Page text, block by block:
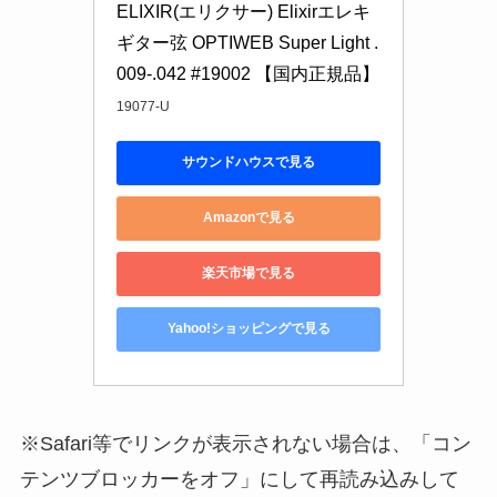
ELIXIR(エリクサー) Elixirエレキ
ギター弦 OPTIWEB Super Light .
009-.042 #19002 【国内正規品】
19077-U
サウンドハウスで見る
Amazonで見る
楽天市場で見る
Yahoo!ショッピングで見る
※Safari等でリンクが表示されない場合は、「コン
テンツブロッカーをオフ」にして再読み込みして